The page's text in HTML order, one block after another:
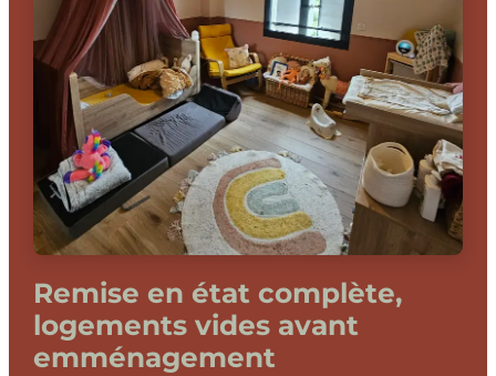
Remise en état complète,
logements vides avant
emménagement